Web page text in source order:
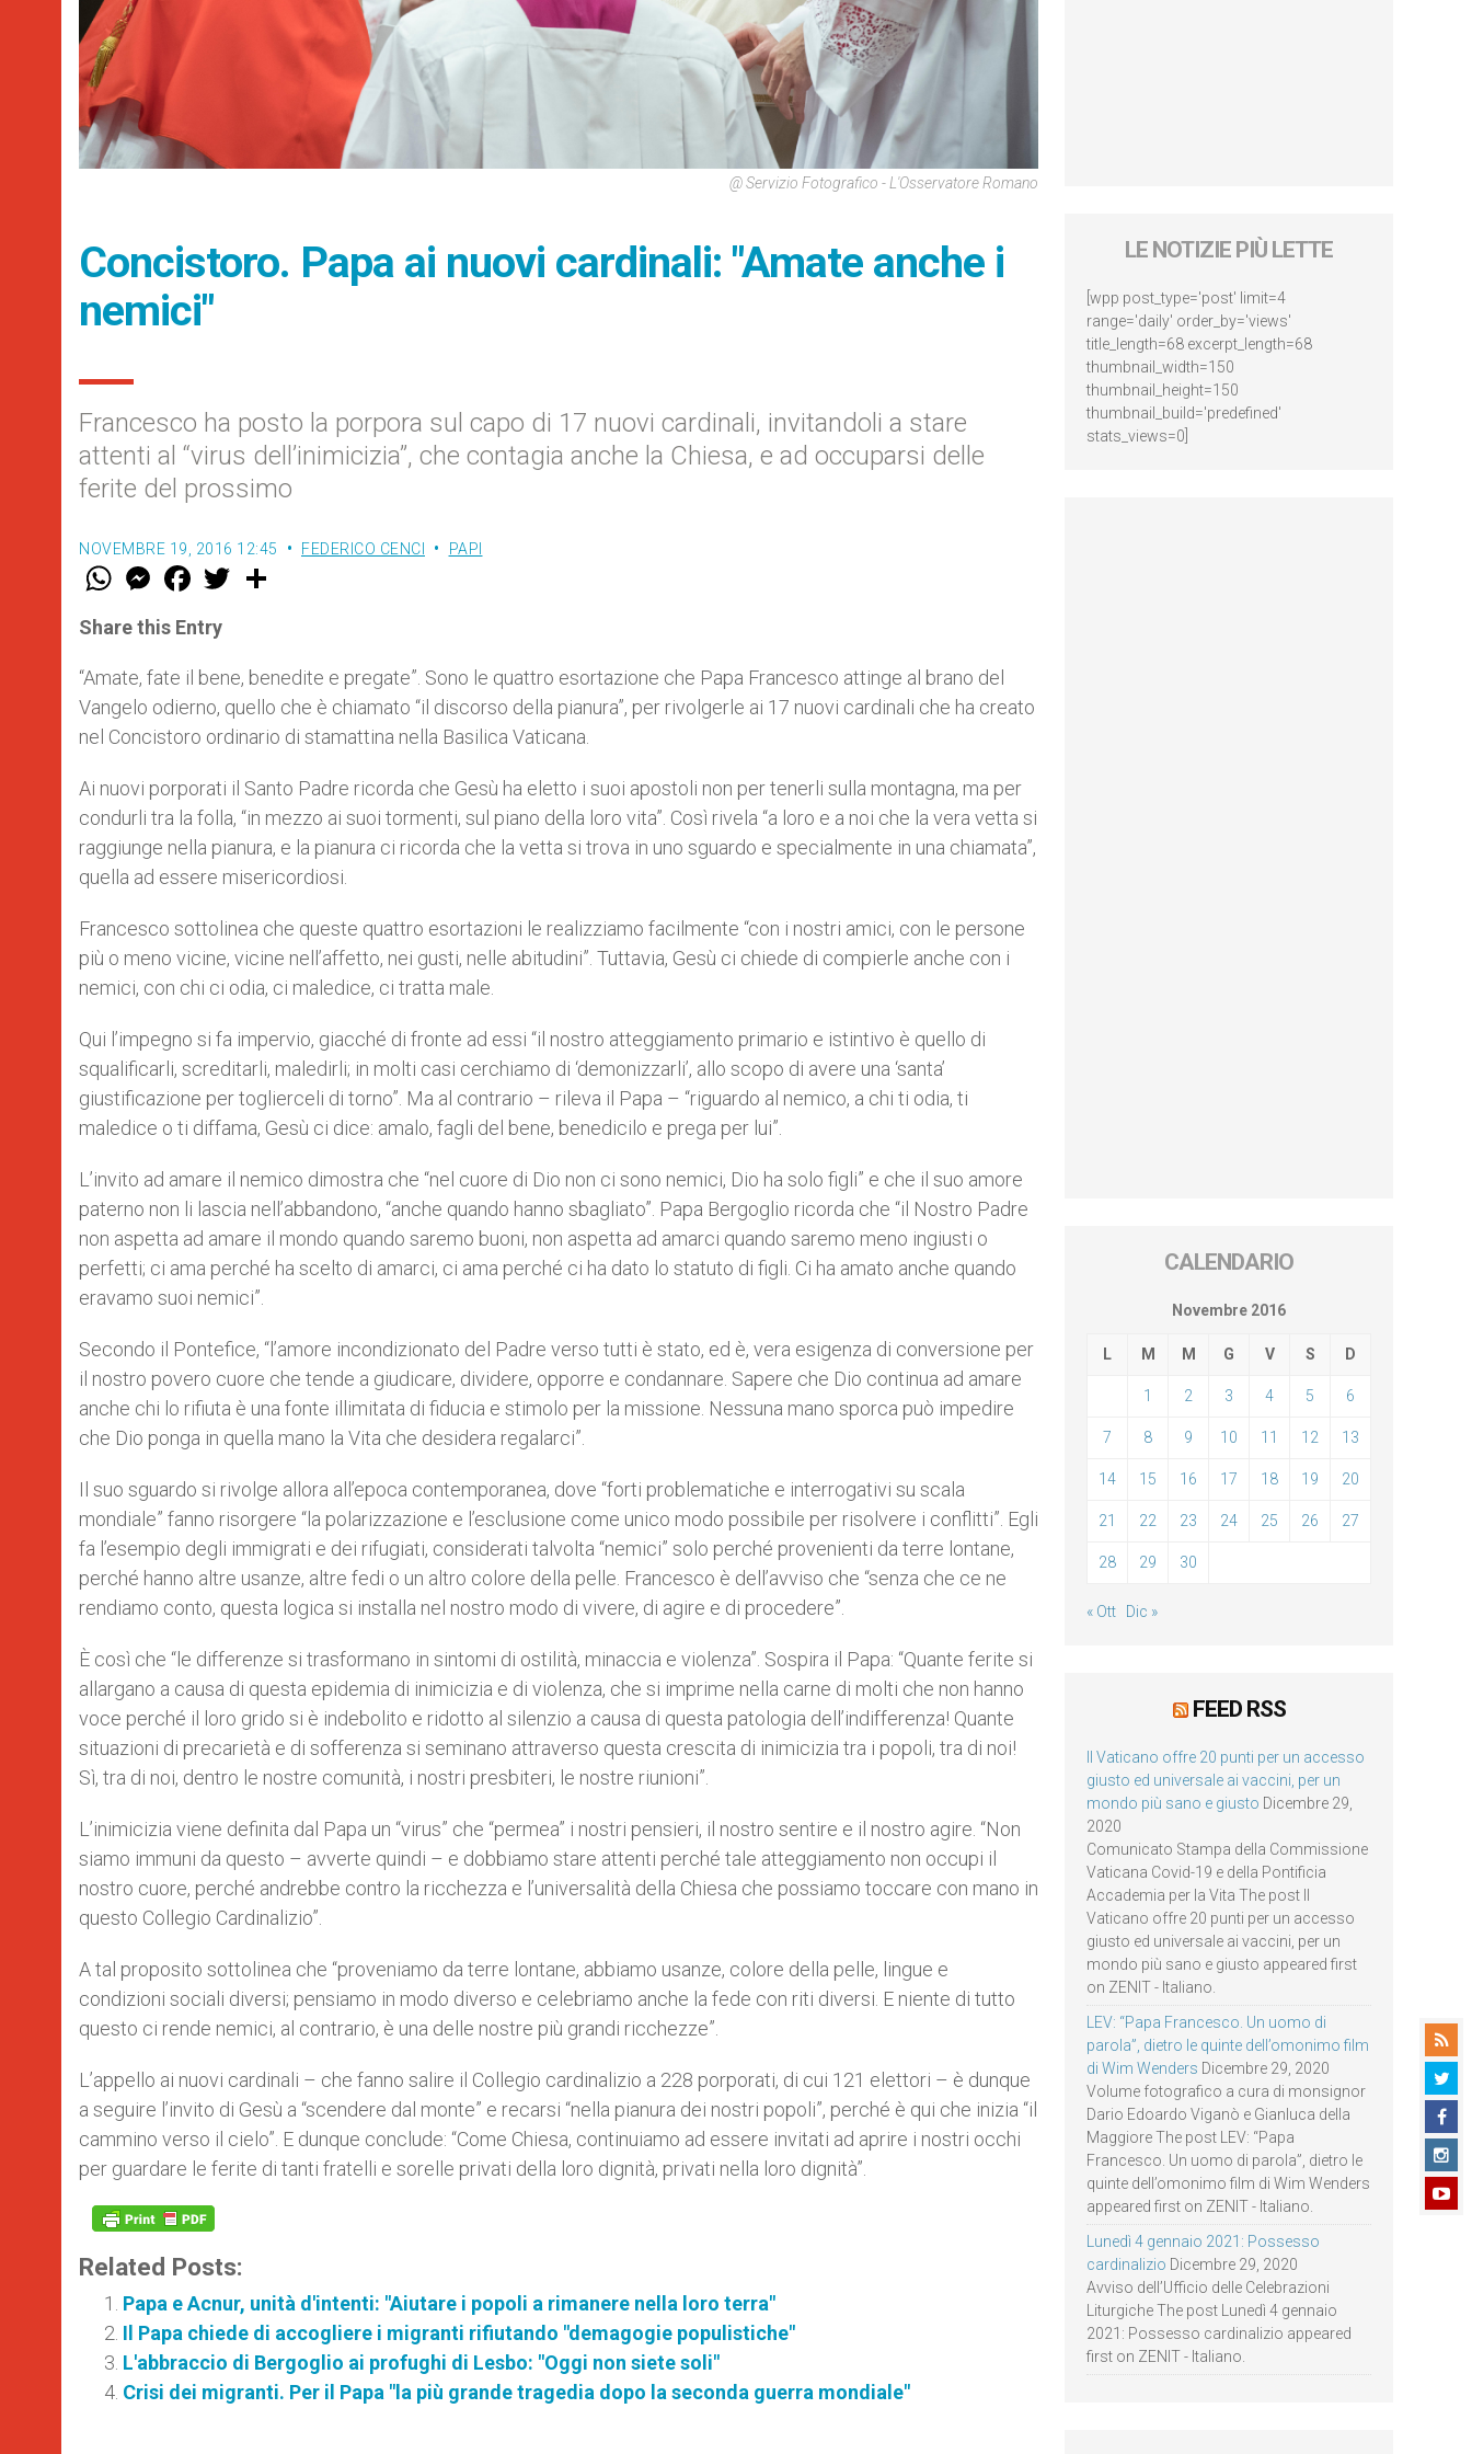
@ Servizio Fotografico - L'Osservatore Romano
Concistoro. Papa ai nuovi cardinali: "Amate anche i
nemici"
Francesco ha posto la porpora sul capo di 17 nuovi cardinali, invitandoli a stare
attenti al “virus dell’inimicizia”, che contagia anche la Chiesa, e ad occuparsi delle
ferite del prossimo
NOVEMBRE 19, 2016 12:45 FEDERICO CENCI PAPI
W
t
s
p
p
M
e
s
e
g
e
r
F
a
e
b
o
k
w
r
Share this Entry
“Amate, fate il bene, benedite e pregate”. Sono le quattro esortazione che Papa Francesco attinge al brano del
Vangelo odierno, quello che è chiamato “il discorso della pianura”, per rivolgerle ai 17 nuovi cardinali che ha creato
nel Concistoro ordinario di stamattina nella Basilica Vaticana.
Ai nuovi porporati il Santo Padre ricorda che Gesù ha eletto i suoi apostoli non per tenerli sulla montagna, ma per
condurli tra la folla, “in mezzo ai suoi tormenti, sul piano della loro vita”. Così rivela “a loro e a noi che la vera vetta si
raggiunge nella pianura, e la pianura ci ricorda che la vetta si trova in uno sguardo e specialmente in una chiamata”,
quella ad essere misericordiosi.
Francesco sottolinea che queste quattro esortazioni le realizziamo facilmente “con i nostri amici, con le persone
più o meno vicine, vicine nell’affetto, nei gusti, nelle abitudini”. Tuttavia, Gesù ci chiede di compierle anche con i
nemici, con chi ci odia, ci maledice, ci tratta male.
Qui l’impegno si fa impervio, giacché di fronte ad essi “il nostro atteggiamento primario e istintivo è quello di
squalificarli, screditarli, maledirli; in molti casi cerchiamo di ‘demonizzarli’, allo scopo di avere una ‘santa’
giustificazione per toglierceli di torno”. Ma al contrario – rileva il Papa – “riguardo al nemico, a chi ti odia, ti
maledice o ti diffama, Gesù ci dice: amalo, fagli del bene, benedicilo e prega per lui”.
L’invito ad amare il nemico dimostra che “nel cuore di Dio non ci sono nemici, Dio ha solo figli” e che il suo amore
paterno non li lascia nell’abbandono, “anche quando hanno sbagliato”. Papa Bergoglio ricorda che “il Nostro Padre
non aspetta ad amare il mondo quando saremo buoni, non aspetta ad amarci quando saremo meno ingiusti o
perfetti; ci ama perché ha scelto di amarci, ci ama perché ci ha dato lo statuto di figli. Ci ha amato anche quando
eravamo suoi nemici”.
Secondo il Pontefice, “l’amore incondizionato del Padre verso tutti è stato, ed è, vera esigenza di conversione per
il nostro povero cuore che tende a giudicare, dividere, opporre e condannare. Sapere che Dio continua ad amare
anche chi lo rifiuta è una fonte illimitata di fiducia e stimolo per la missione. Nessuna mano sporca può impedire
che Dio ponga in quella mano la Vita che desidera regalarci”.
Il suo sguardo si rivolge allora all’epoca contemporanea, dove “forti problematiche e interrogativi su scala
mondiale” fanno risorgere “la polarizzazione e l’esclusione come unico modo possibile per risolvere i conflitti”. Egli
fa l’esempio degli immigrati e dei rifugiati, considerati talvolta “nemici” solo perché provenienti da terre lontane,
perché hanno altre usanze, altre fedi o un altro colore della pelle. Francesco è dell’avviso che “senza che ce ne
rendiamo conto, questa logica si installa nel nostro modo di vivere, di agire e di procedere”.
È così che “le differenze si trasformano in sintomi di ostilità, minaccia e violenza”. Sospira il Papa: “Quante ferite si
allargano a causa di questa epidemia di inimicizia e di violenza, che si imprime nella carne di molti che non hanno
voce perché il loro grido si è indebolito e ridotto al silenzio a causa di questa patologia dell’indifferenza! Quante
situazioni di precarietà e di sofferenza si seminano attraverso questa crescita di inimicizia tra i popoli, tra di noi!
Sì, tra di noi, dentro le nostre comunità, i nostri presbiteri, le nostre riunioni”.
L’inimicizia viene definita dal Papa un “virus” che “permea” i nostri pensieri, il nostro sentire e il nostro agire. “Non
siamo immuni da questo – avverte quindi – e dobbiamo stare attenti perché tale atteggiamento non occupi il
nostro cuore, perché andrebbe contro la ricchezza e l’universalità della Chiesa che possiamo toccare con mano in
questo Collegio Cardinalizio”.
A tal proposito sottolinea che “proveniamo da terre lontane, abbiamo usanze, colore della pelle, lingue e
condizioni sociali diversi; pensiamo in modo diverso e celebriamo anche la fede con riti diversi. E niente di tutto
questo ci rende nemici, al contrario, è una delle nostre più grandi ricchezze”.
L’appello ai nuovi cardinali – che fanno salire il Collegio cardinalizio a 228 porporati, di cui 121 elettori – è dunque
a seguire l’invito di Gesù a “scendere dal monte” e recarsi “nella pianura dei nostri popoli”, perché è qui che inizia “il
cammino verso il cielo”. E dunque conclude: “Come Chiesa, continuiamo ad essere invitati ad aprire i nostri occhi
per guardare le ferite di tanti fratelli e sorelle privati della loro dignità, privati nella loro dignità”.
Related Posts:
Papa e Acnur, unità d'intenti: "Aiutare i popoli a rimanere nella loro terra"
Il Papa chiede di accogliere i migranti rifiutando "demagogie populistiche"
L'abbraccio di Bergoglio ai profughi di Lesbo: "Oggi non siete soli"
Crisi dei migranti. Per il Papa "la più grande tragedia dopo la seconda guerra mondiale"
LE NOTIZIE PIÙ LETTE
[wpp post_type='post' limit=4
range='daily' order_by='views'
title_length=68 excerpt_length=68
thumbnail_width=150
thumbnail_height=150
thumbnail_build='predefined'
stats_views=0]
CALENDARIO
Novembre 2016
L M M G V S D
1 2 3 4 5 6
7 8 9 10 11 12 13
14 15 16 17 18 19 20
21 22 23 24 25 26 27
28 29 30
« Ott Dic »
FEED RSS
Il Vaticano offre 20 punti per un accesso
giusto ed universale ai vaccini, per un
mondo più sano e giusto Dicembre 29,
2020
Comunicato Stampa della Commissione
Vaticana Covid-19 e della Pontificia
Accademia per la Vita The post Il
Vaticano offre 20 punti per un accesso
giusto ed universale ai vaccini, per un
mondo più sano e giusto appeared first
on ZENIT - Italiano.
LEV: “Papa Francesco. Un uomo di
parola”, dietro le quinte dell’omonimo film
di Wim Wenders Dicembre 29, 2020
Volume fotografico a cura di monsignor
Dario Edoardo Viganò e Gianluca della
Maggiore The post LEV: “Papa
Francesco. Un uomo di parola”, dietro le
quinte dell’omonimo film di Wim Wenders
appeared first on ZENIT - Italiano.
Lunedì 4 gennaio 2021: Possesso
cardinalizio Dicembre 29, 2020
Avviso dell’Ufficio delle Celebrazioni
Liturgiche The post Lunedì 4 gennaio
2021: Possesso cardinalizio appeared
first on ZENIT - Italiano.